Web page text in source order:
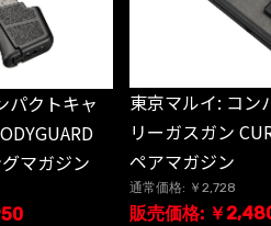
パクトキャ
マガジン
東京マルイ: コン
リーガスガン
ペアマガジン
通常価格: ￥2,728
販売価格: ￥